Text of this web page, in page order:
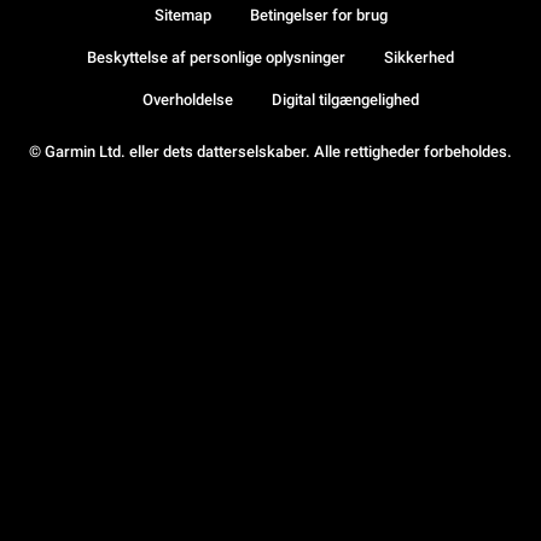
© Garmin Ltd. eller dets datterselskaber. Alle rettigheder forbeholdes.
Sitemap Betingelser for brug
Beskyttelse af personlige oplysninger Sikkerhed
Overholdelse Digital tilgængelighed